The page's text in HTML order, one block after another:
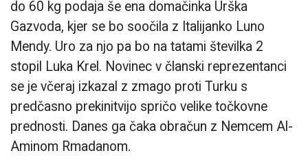
do 60 kg podaja še ena domačinka Urška
Gazvoda, kjer se bo soočila z Italijanko Luno
Mendy. Uro za njo pa bo na tatami številka 2
stopil Luka Krel. Novinec v članski reprezentanci
se je včeraj izkazal z zmago proti Turku s
predčasno prekinitvijo spričo velike točkovne
prednosti. Danes ga čaka obračun z Nemcem Al-
Aminom Rmadanom.